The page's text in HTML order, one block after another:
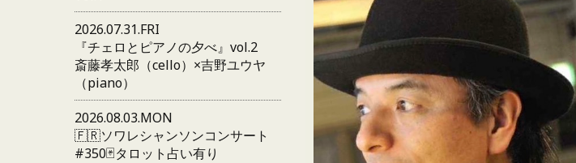
2026.07.31.FRI
『チェロとピアノの夕べ』vol.2
斎藤孝太郎（cello）×吉野ユウヤ
（piano）
2026.08.03.MON
🇫🇷ソワレシャンソンコンサート
#350🃏タロット占い有り